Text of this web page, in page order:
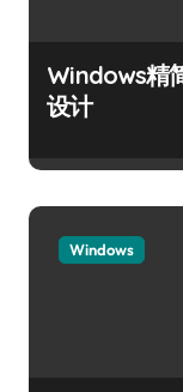
Windows精
设计
Windows